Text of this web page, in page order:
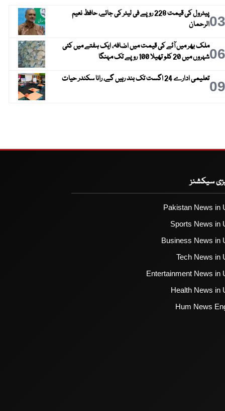
03
پیٹرول کی قیمت 228 روپے فی لیٹر کی جائے، حافظ نعیم
الرحمان
06ملک بھر میں آٹے کی قیمت میں اضافہ، ایک ہفتے میں کئی
شہروں میں 20 کلو تھیلا 100 روپے تک مہنگا
09تعلیمی ادارے 24 اگست تک بند رہیں گے، رانا سکندر حیات
سیکشنز
Pakistan News in
Sports News in
Business News in
Tech News in
Entertainment News in
Health News in
Hum News